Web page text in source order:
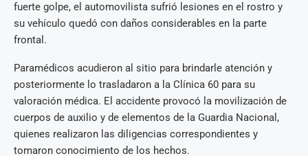
fuerte golpe, el automovilista sufrió lesiones en el rostro y
su vehículo quedó con daños considerables en la parte
frontal.
Paramédicos acudieron al sitio para brindarle atención y
posteriormente lo trasladaron a la Clínica 60 para su
valoración médica. El accidente provocó la movilización de
cuerpos de auxilio y de elementos de la Guardia Nacional,
quienes realizaron las diligencias correspondientes y
tomaron conocimiento de los hechos.